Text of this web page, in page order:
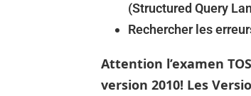
(Structured Query
Rechercher les
Attention l’examen
version 2010! Les